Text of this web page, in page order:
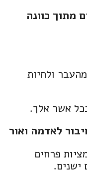
מתוך כוונה
ולחיות
אשר אלך.
לאדמה ואור
פרחים
ישנים.